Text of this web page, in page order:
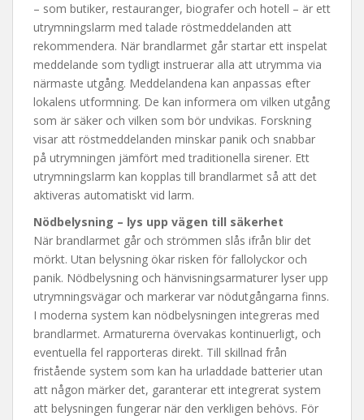
– som butiker, restauranger, biografer och hotell – är ett
utrymningslarm med talade röstmeddelanden att
rekommendera. När brandlarmet går startar ett inspelat
meddelande som tydligt instruerar alla att utrymma via
närmaste utgång. Meddelandena kan anpassas efter
lokalens utformning. De kan informera om vilken utgång
som är säker och vilken som bör undvikas. Forskning
visar att röstmeddelanden minskar panik och snabbar
på utrymningen jämfört med traditionella sirener. Ett
utrymningslarm kan kopplas till brandlarmet så att det
aktiveras automatiskt vid larm.
Nödbelysning – lys upp vägen till säkerhet
När brandlarmet går och strömmen slås ifrån blir det
mörkt. Utan belysning ökar risken för fallolyckor och
panik. Nödbelysning och hänvisningsarmaturer lyser upp
utrymningsvägar och markerar var nödutgångarna finns.
I moderna system kan nödbelysningen integreras med
brandlarmet. Armaturerna övervakas kontinuerligt, och
eventuella fel rapporteras direkt. Till skillnad från
fristående system som kan ha urladdade batterier utan
att någon märker det, garanterar ett integrerat system
att belysningen fungerar när den verkligen behövs. För